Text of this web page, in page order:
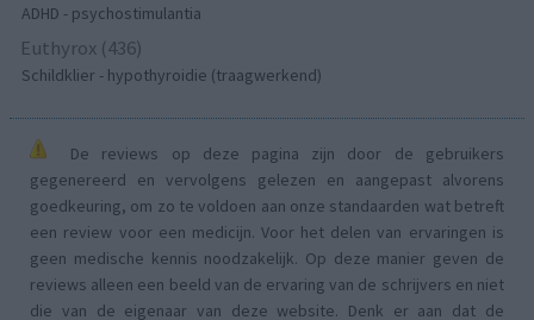
ADHD - psychostimulantia
Euthyrox (436)
Schildklier - hypothyroidie (traagwerkend)
De reviews op deze pagina zijn door de gebruikers
gegenereerd en vervolgens gelezen en aangepast alvorens
goedkeuring, om zo te voldoen aan onze standaarden wat betreft
een review voor een medicijn. Voor het delen van ervaringen is
geen medische kennis noodzakelijk. Op deze manier geven de
reviews alleen een beeld van de ervaring van de schrijvers en niet
die van de eigenaar van deze website. Denk er aan dat de